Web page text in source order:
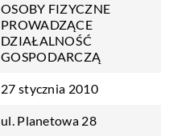
OSOBY FIZYCZNE
PROWADZĄCE
DZIAŁALNOŚĆ
GOSPODARCZĄ
27 stycznia 2010
ul. Planetowa 28